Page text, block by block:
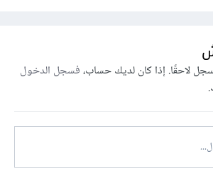
لاحقًا. إذا كان لديك حساب،فسجل الدخول